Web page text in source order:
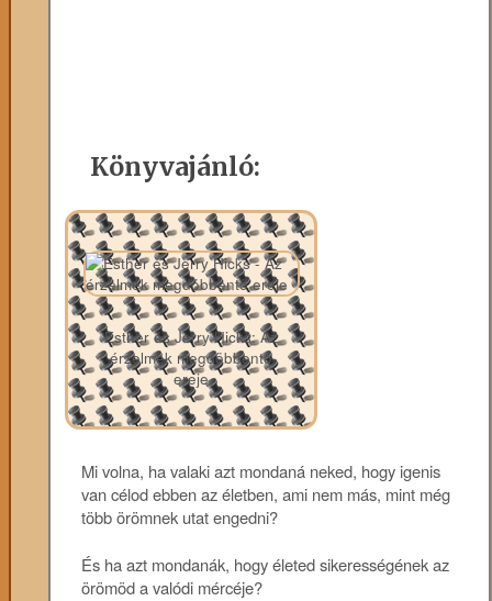
Könyvajánló:
Esther és Jerry Hicks: Az
érzelmek megdöbbentő
ereje
Mi volna, ha valaki azt mondaná neked, hogy igenis
van célod ebben az életben, ami nem más, mint még
több örömnek utat engedni?
És ha azt mondanák, hogy életed sikerességének az
örömöd a valódi mércéje?